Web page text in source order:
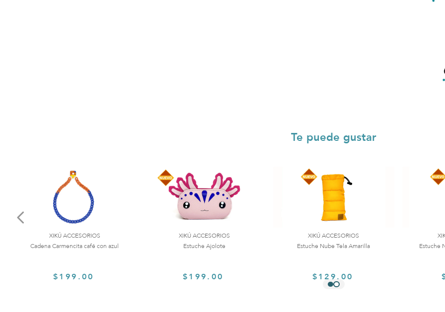
Te puede gustar
XIKÚ ACCESORIOS
Cadena Carmencita café con azul
$199.00
XIKÚ ACCESORIOS
Estuche Ajolote
$199.00
XIKÚ ACCESORIOS
Estuche Nube Tela Amarilla
$129.00
Estuche